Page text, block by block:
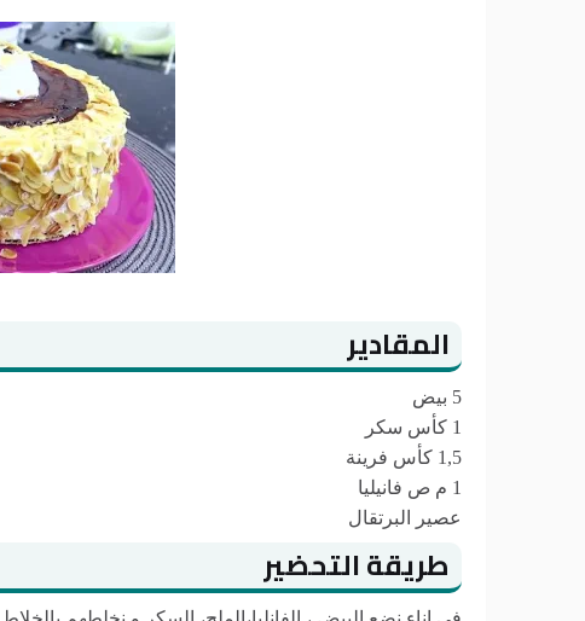
المقادير
5 بيض
1 كأس سكر
1,5 كأس فرينة
1 م ص فانيليا
عصير البرتقال
طريقة التحضير